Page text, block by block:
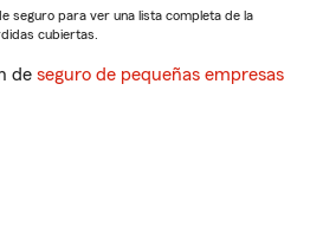
seguro para ver una lista completa de la
cubiertas.
de seguro de pequeñas empresas